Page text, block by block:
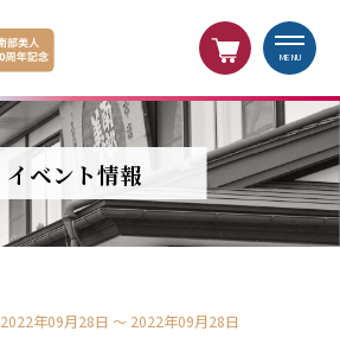
MENU
イベント情報
2022年09月28日 〜 2022年09月28日